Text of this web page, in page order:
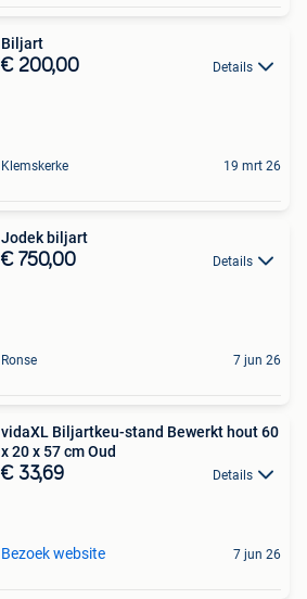
Biljart
€ 200,00 Details
Klemskerke 19 mrt 26
Jodek biljart
€ 750,00 Details
Ronse 7 jun 26
vidaXL Biljartkeu-stand Bewerkt hout 60
x 20 x 57 cm Oud
€ 33,69 Details
Bezoek website 7 jun 26